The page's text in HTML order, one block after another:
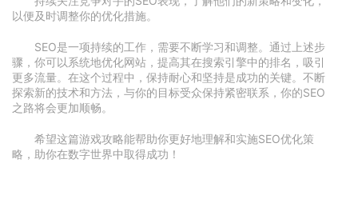
以便及时调整你的优化措施。
SEO是一项持续的工作，需要不断学习和调整。通过上述步
骤，你可以系统地优化网站，提高其在搜索引擎中的排名，吸引
更多流量。在这个过程中，保持耐心和坚持是成功的关键。不断
探索新的技术和方法，与你的目标受众保持紧密联系，你的SEO
之路将会更加顺畅。
希望这篇游戏攻略能帮助你更好地理解和实施SEO优化策
略，助你在数字世界中取得成功！